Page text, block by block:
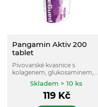
Pangamin Aktiv 200
tablet
Pivovarské kvasnice s
kolagenem, glukosaminem,
chondroitinem a vitamínem C
pro vazy, šlachy a chrupavky.
Skladem > 10 ks
119 Kč